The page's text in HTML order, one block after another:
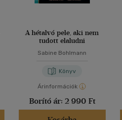
A hétalvó pele, aki nem
tudott elaludni
Sabine Bohlmann
Könyv
Árinformációk
Borító ár: 2 990 Ft